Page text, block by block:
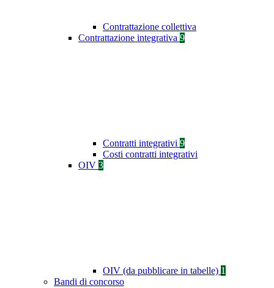
Contrattazione collettiva
Contrattazione integrativa 9
Contratti integrativi 9
Costi contratti integrativi
OIV 3
OIV (da pubblicare in tabelle) 1
Bandi di concorso